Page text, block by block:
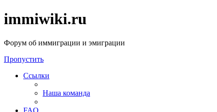
immiwiki.ru
Форум об иммиграции и эмиграции
Пропустить
Ссылки
Наша команда
FAQ